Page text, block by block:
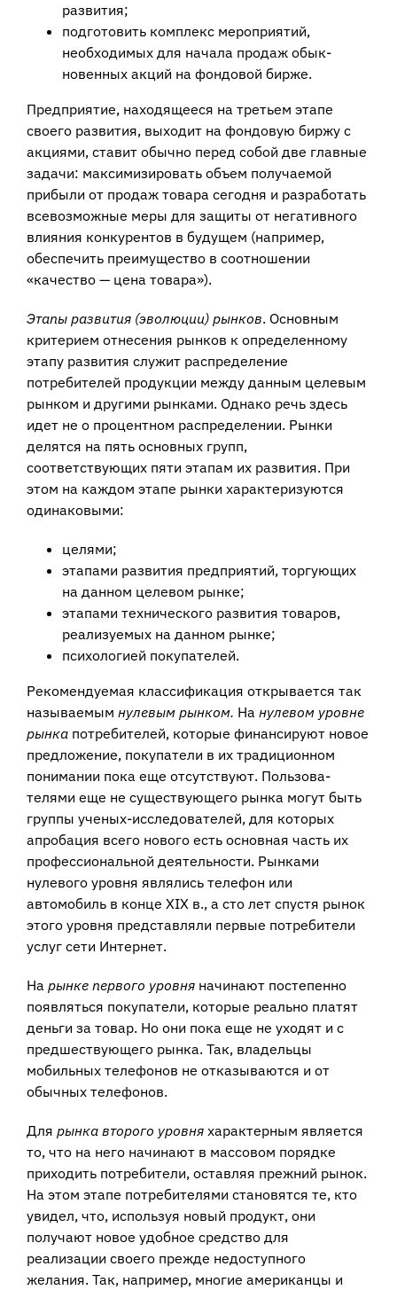
развития;
подготовить комплекс мероприятий,
необходимых для начала продаж обык­
новенных акций на фондовой бирже.
Предприятие, находящееся на третьем этапе
своего развития, выходит на фон­довую биржу с
акциями, ставит обычно перед собой две главные
задачи: макси­мизировать объем получаемой
прибыли от продаж товара сегодня и разработать
всевозможные меры для защиты от негативного
влияния конкурентов в будущем (например,
обеспечить преимущество в соотношении
«качество — цена товара»).
Этапы развития (эволюции) рынков. Основным
критерием отнесения рын­ков к определенному
этапу развития служит распределение
потребителей про­дукции между данным целевым
рынком и другими рынками. Однако речь здесь
идет не о процентном распределении. Рынки
делятся на пять основных групп,
соответствующих пяти этапам их развития. При
этом на каждом этапе рынки характеризуются
одинаковыми:
целями;
этапами развития предприятий, торгующих
на данном целевом рынке;
этапами технического развития товаров,
реализуемых на данном рынке;
психологией покупателей.
Рекомендуемая классификация открывается так
называемым нулевым рынком. На нулевом уровне
рынка потребителей, которые финансируют новое
предложе­ние, покупатели в их традиционном
понимании пока еще отсутствуют. Пользова­
телями еще не существующего рынка могут быть
группы ученых-исследователей, для которых
апробация всего нового есть основная часть их
профессиональной деятельности. Рынками
нулевого уровня являлись телефон или
автомобиль в конце XIX в., а сто лет спустя рынок
этого уровня представляли первые потре­бители
услуг сети Интернет.
На рынке первого уровня начинают постепенно
появляться покупатели, кото­рые реально платят
деньги за товар. Но они пока еще не уходят и с
предшествующего рынка. Так, владельцы
мобильных телефонов не отказываются и от
обычных телефонов.
Для рынка второго уровня характерным является
то, что на него начинают в массовом порядке
приходить потребители, оставляя прежний рынок.
На этом этапе потребителями становятся те, кто
увидел, что, используя новый продукт, они
получают новое удобное средство для
реализации своего прежде недоступно­го
желания. Так, например, многие американцы и